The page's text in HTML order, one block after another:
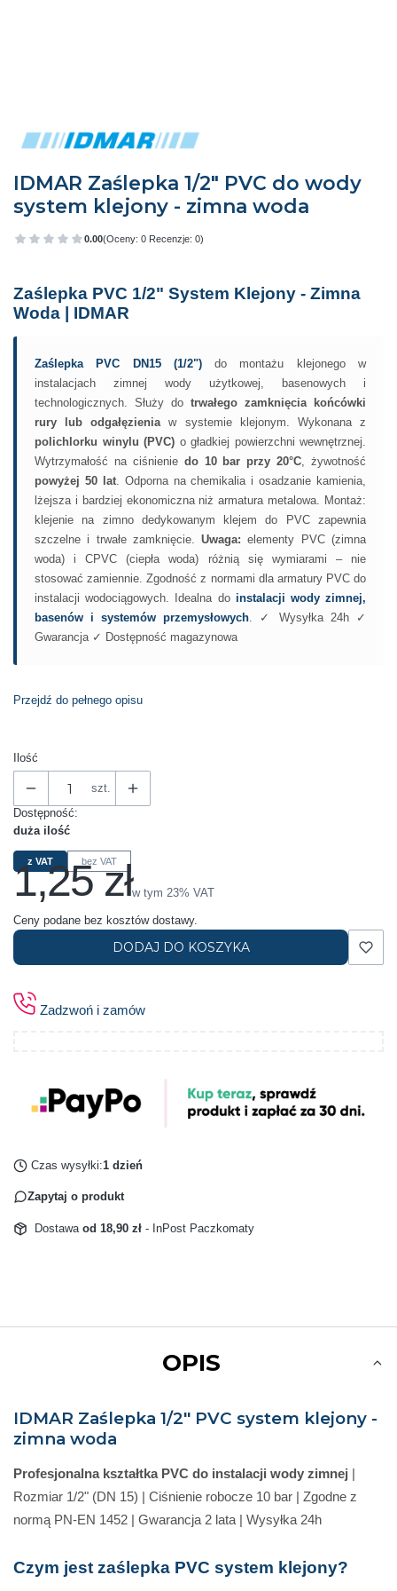
IDMAR Zaślepka 1/2" PVC do wody
system klejony - zimna woda
0.00(Oceny: 0 Recenzje: 0)
Przejdź do sekcji Opinie
Zaślepka PVC 1/2" System Klejony - Zimna
Woda | IDMAR
Zaślepka PVC DN15 (1/2")do montażu klejonego w
instalacjach zimnej wody użytkowej, basenowych i
technologicznych. Służy do trwałego zamknięcia końcówki
rury lub odgałęzieniaw systemie klejonym. Wykonana z
polichlorku winylu (PVC) o gładkiej powierzchni wewnętrznej.
Wytrzymałość na ciśnienie do 10 bar przy 20°C, żywotność
powyżej 50 lat. Odporna na chemikalia i osadzanie kamienia,
lżejsza i bardziej ekonomiczna niż armatura metalowa. Montaż:
klejenie na zimno dedykowanym klejem do PVC zapewnia
szczelne i trwałe zamknięcie.Uwaga: elementy PVC (zimna
woda) i CPVC (ciepła woda) różnią się wymiarami – nie
stosować zamiennie. Zgodność z normami dla armatury PVC do
instalacji wodociągowych. Idealna do instalacji wody zimnej,
basenów i systemów przemysłowych. ✓ Wysyłka 24h ✓
Gwarancja ✓ Dostępność magazynowa
Przejdź do pełnego opisu
Ilość
szt.
Dostępność:
duża ilość
z VAT bez VAT
Cena
1,25 złw tym 23% VAT
w tym 23% VAT
Ceny podane bez kosztów dostawy.
DODAJ DO KOSZYKA
Zadzwoń i zamów
Czas wysyłki:1 dzień
Zapytaj o produkt
Dostawa od 18,90 zł - InPost Paczkomaty
OPIS
IDMAR Zaślepka 1/2" PVC system klejony -
zimna woda
Profesjonalna kształtka PVC do instalacji wody zimnej
Rozmiar 1/2" (DN 15) | Ciśnienie robocze 10 bar | Zgodne z
normą PN-EN 1452 | Gwarancja 2 lata | Wysyłka 24h
Czym jest zaślepka PVC system klejony?